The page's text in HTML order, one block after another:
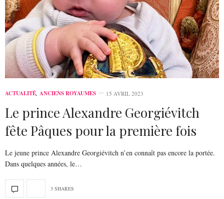
ACTUALITÉ, ANCIENS ROYAUMES 15 AVRIL 2023
Le prince Alexandre Georgiévitch
fête Pâques pour la première fois
Le jeune prince Alexandre Georgiévitch n’en connaît pas encore la portée.
Dans quelques années, le…
3 SHARES